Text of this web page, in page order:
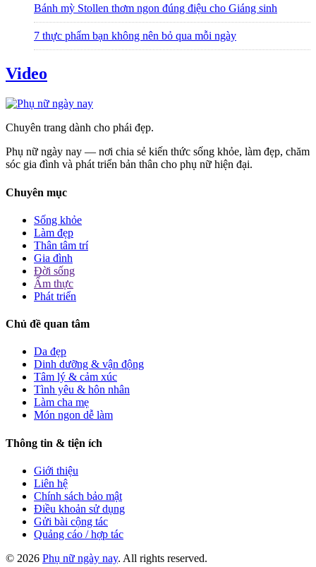
Bánh mỳ Stollen thơm ngon đúng điệu cho Giáng sinh
7 thực phẩm bạn không nên bỏ qua mỗi ngày
Video
Chuyên trang dành cho phái đẹp.
Phụ nữ ngày nay — nơi chia sẻ kiến thức sống khỏe, làm đẹp, chăm
sóc gia đình và phát triển bản thân cho phụ nữ hiện đại.
Chuyên mục
Sống khỏe
Làm đẹp
Thân tâm trí
Gia đình
Đời sống
Ẩm thực
Phát triển
Chủ đề quan tâm
Da đẹp
Dinh dưỡng & vận động
Tâm lý & cảm xúc
Tình yêu & hôn nhân
Làm cha mẹ
Món ngon dễ làm
Thông tin & tiện ích
Giới thiệu
Liên hệ
Chính sách bảo mật
Điều khoản sử dụng
Gửi bài cộng tác
Quảng cáo / hợp tác
© 2026 Phụ nữ ngày nay. All rights reserved.